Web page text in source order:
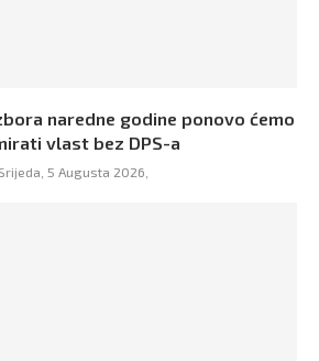
naredne godine ponovo ćemo
vlast bez DPS-a
Srijeda, 5 Augusta 2026,